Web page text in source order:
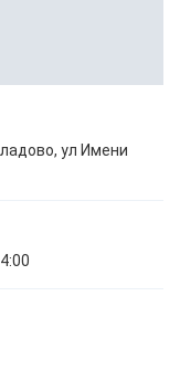
ул Имени